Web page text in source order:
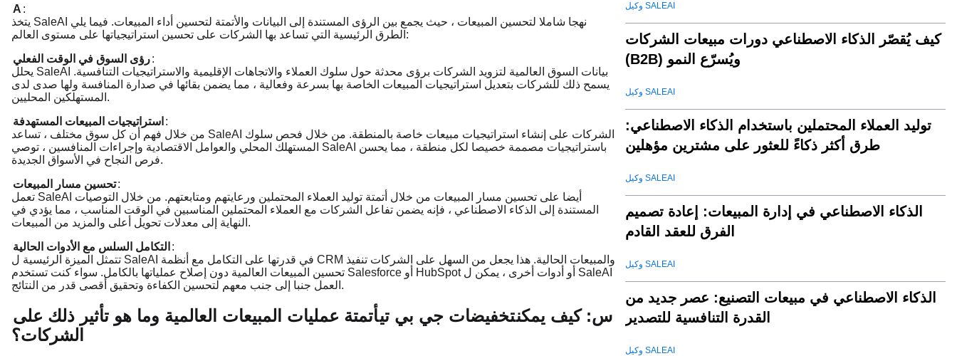
A :
يتخذ SaleAI نهجا شاملا لتحسين المبيعات ، حيث يجمع بين الرؤى المستندة إلى البيانات والأتمتة لتحسين أداء المبيعات. فيما يلي
الطرق الرئيسية التي تساعد بها الشركات على تحسين استراتيجياتها على مستوى العالم:
رؤى السوق في الوقت الفعلي:
يحلل SaleAI بيانات السوق العالمية لتزويد الشركات برؤى محدثة حول سلوك العملاء والاتجاهات الإقليمية والاستراتيجيات التنافسية.
يسمح ذلك للشركات بتعديل استراتيجيات المبيعات الخاصة بها بسرعة وفعالية ، مما يضمن بقائها في صدارة المنافسة ولها صدى لدى
المستهلكين المحليين.
استراتيجيات المبيعات المستهدفة :
من خلال فهم أن كل سوق مختلف ، تساعد SaleAI الشركات على إنشاء استراتيجيات مبيعات خاصة بالمنطقة. من خلال فحص سلوك
المستهلك المحلي والعوامل الاقتصادية وإجراءات المنافسين ، توصي SaleAI باستراتيجيات مصممة خصيصا لكل منطقة ، مما يحسن
فرص النجاح في الأسواق الجديدة.
تحسين مسار المبيعات:
تعمل SaleAI أيضا على تحسين مسار المبيعات من خلال أتمتة توليد العملاء المحتملين ورعايتهم ومتابعتهم. من خلال التوصيات
المستندة إلى الذكاء الاصطناعي ، فإنه يضمن تفاعل الشركات مع العملاء المحتملين المناسبين في الوقت المناسب ، مما يؤدي في
النهاية إلى معدلات تحويل أعلى والمزيد من المبيعات.
التكامل السلس مع الأدوات الحالية :
تتمثل الميزة الرئيسية ل SaleAI في قدرتها على التكامل مع أنظمة CRM والمبيعات الحالية. هذا يجعل من السهل على الشركات تنفيذ
تحسين المبيعات العالمية دون إصلاح عملياتها بالكامل. سواء كنت تستخدم Salesforce أو HubSpot أو أدوات أخرى ، يمكن ل SaleAI
العمل جنبا إلى جنب معهم لتحسين الكفاءة وتحقيق أقصى قدر من النتائج.
س: كيف يمكنتخفيضات جي بي تيأتمتة عمليات المبيعات العالمية وما هو تأثير ذلك على
الشركات؟
وكيل SALEAI
كيف يُقصّر الذكاء الاصطناعي دورات مبيعات الشركات
(B2B) ويُسرّع النمو
وكيل SALEAI
توليد العملاء المحتملين باستخدام الذكاء الاصطناعي:
طرق أكثر ذكاءً للعثور على مشترين مؤهلين
وكيل SALEAI
الذكاء الاصطناعي في إدارة المبيعات: إعادة تصميم
الفرق للعقد القادم
وكيل SALEAI
الذكاء الاصطناعي في مبيعات التصنيع: عصر جديد من
القدرة التنافسية للتصدير
وكيل SALEAI